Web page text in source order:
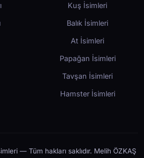
Kuş İsimleri
Balık İsimleri
At İsimleri
Papağan İsimleri
Tavşan İsimleri
Hamster İsimleri
— Tüm hakları saklıdır. Melih ÖZKAŞ